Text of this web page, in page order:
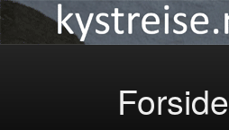
Skip
Forside